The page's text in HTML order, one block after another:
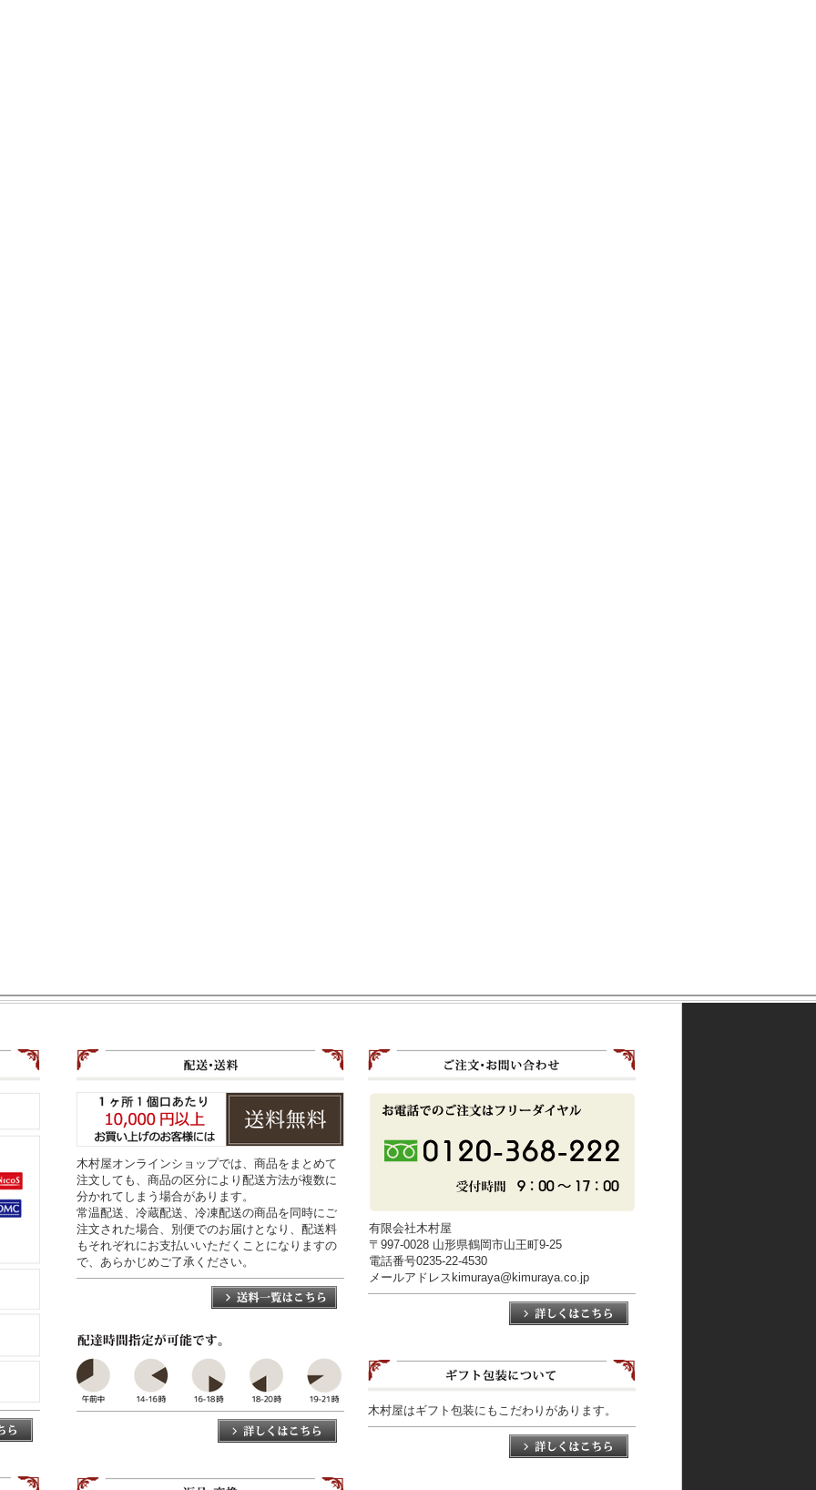
木村屋オンラインショップでは、商品をまとめて
注文しても、商品の区分により配送方法が複数に
分かれてしまう場合があります。
常温配送、冷蔵配送、冷凍配送の商品を同時にご
注文された場合、別便でのお届けとなり、配送料
もそれぞれにお支払いいただくことになりますの
で、あらかじめご了承ください。
有限会社木村屋
〒997-0028 山形県鶴岡市山王町9-25
電話番号0235-22-4530
メールアドレスkimuraya@kimuraya.co.jp
木村屋はギフト包装にもこだわりがあります。